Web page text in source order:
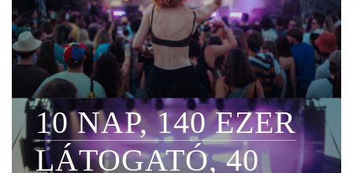
10 NAP, 140 EZER
LÁTOGATÓ, 40